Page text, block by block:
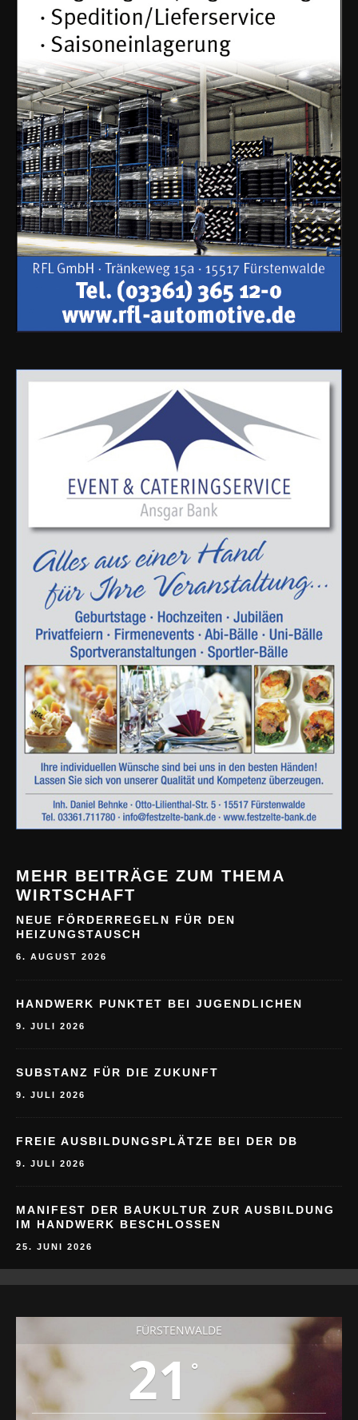
MEHR BEITRÄGE ZUM THEMA
WIRTSCHAFT
NEUE FÖRDERREGELN FÜR DEN
HEIZUNGSTAUSCH
6. AUGUST 2026
HANDWERK PUNKTET BEI JUGENDLICHEN
9. JULI 2026
SUBSTANZ FÜR DIE ZUKUNFT
9. JULI 2026
FREIE AUSBILDUNGSPLÄTZE BEI DER DB
9. JULI 2026
MANIFEST DER BAUKULTUR ZUR AUSBILDUNG
IM HANDWERK BESCHLOSSEN
25. JUNI 2026
FÜRSTENWALDE
21 °